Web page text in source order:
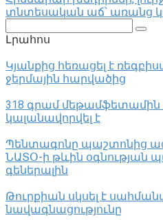
տնտեսական աճ՝ առանց
Լրահոս
Կյանքից հեռացել է
ջերմային հարվածից
318 գրամ մեթամֆետամին
կալանավորվել է
Պենտագոնը պաշտոնից
ՆԱՏՕ-ի թևին
գեներալին
Թուրքիան սկսել է
նավագնացությունը